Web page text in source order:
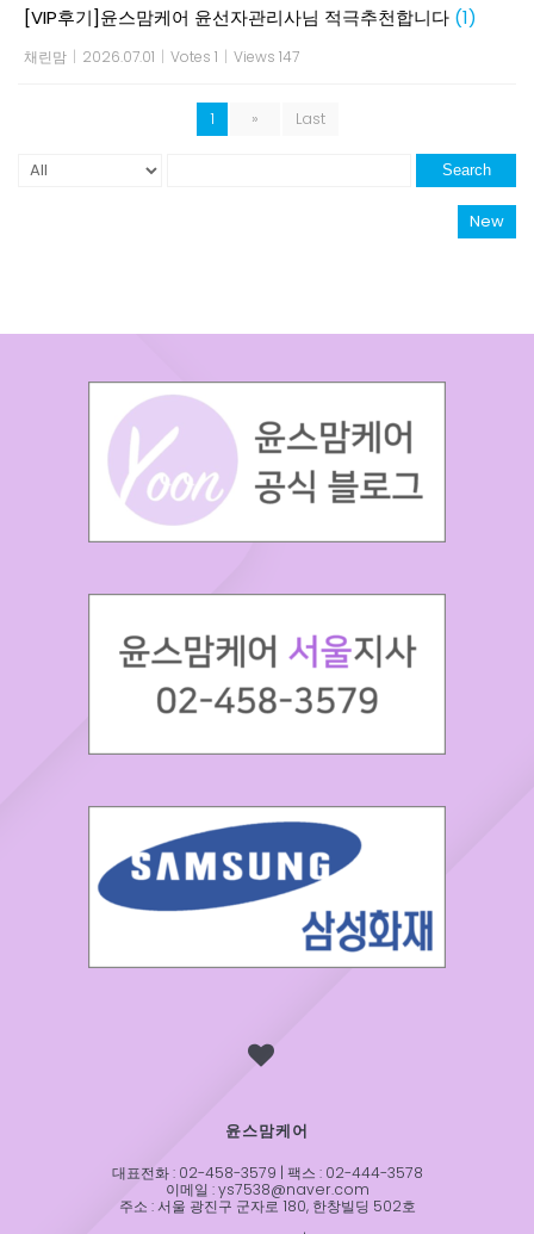
[VIP후기]윤스맘케어 윤선자관리사님 적극추천합니다 (1)
채린맘 | 2026.07.01 | Votes 1 | Views 147
1 » Last
Search
New
윤스맘케어
대표전화 : 02-458-3579 | 팩스 : 02-444-3578
이메일 : ys7538@naver.com
주소 : 서울 광진구 군자로 180, 한창빌딩 502호